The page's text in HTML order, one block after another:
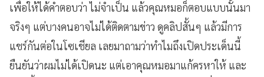
เพื่อให้ได้คำตอบว่า ไม่จำเป็น แล้วคุณหมอก็ตอบแบบนั้นมา
จริงๆ แต่บางคนอาจไม่ได้ติดตามข่าว ดูคลิปสั้นๆ แล้วมีการ
แชร์กันต่อในโซเชียล เลยมาถามว่าทำไมถึงเปิดประเด็นนี้
ยืนยันว่าผมไม่ได้เปิดนะ แต่เอาคุณหมอมาแก้ครหาให้ และ